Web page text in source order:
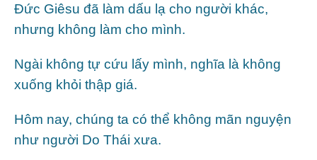
Đức Giêsu đã làm dấu lạ cho người khác,
nhưng không làm cho mình.
Ngài không tự cứu lấy mình, nghĩa là không
xuống khỏi thập giá.
Hôm nay, chúng ta có thể không mãn nguyện
như người Do Thái xưa.